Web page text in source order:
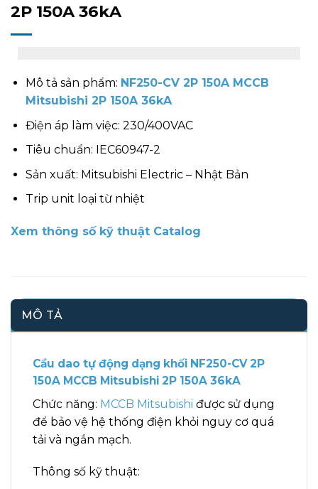
2P 150A 36kA
Mô tả sản phẩm: NF250-CV 2P 150A MCCB
Mitsubishi 2P 150A 36kA
Điện áp làm việc: 230/400VAC
Tiêu chuẩn: IEC60947-2
Sản xuất: Mitsubishi Electric – Nhật Bản
Trip unit loại từ nhiệt
Xem thông số kỹ thuật Catalog
MÔ TẢ
Cầu dao tự động dạng khối NF250-CV 2P
150A MCCB Mitsubishi 2P 150A 36kA
Chức năng: MCCB Mitsubishi được sử dụng
để bảo vệ hệ thống điện khỏi nguy cơ quá
tải và ngắn mạch.
Thông số kỹ thuật: